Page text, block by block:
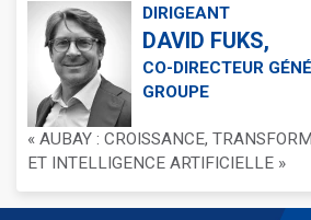
DIRIGEANT
DAVID FUKS,
CO-DIRECTEUR
GROUPE
« AUBAY : CROISSANCE,
ET INTELLIGENCE ARTIFICIELLE »